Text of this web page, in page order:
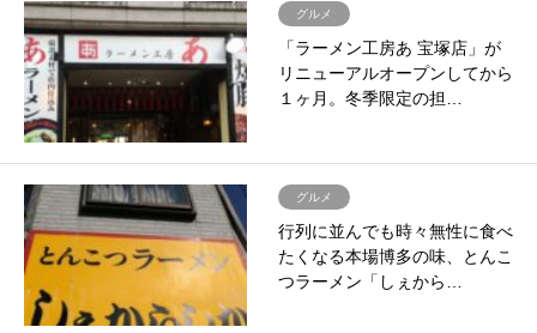
グルメ
「ラーメン工房あ 宝塚店」が
リニューアルオープンしてから
１ヶ月。冬季限定の担…
グルメ
行列に並んでも時々無性に食べ
たくなる本場博多の味、とんこ
つラーメン「しぇから…